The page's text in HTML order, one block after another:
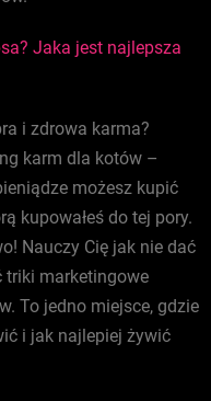
Jaka jest najlepsza
i zdrowa karma?
karm dla kotów –
możesz kupić
kupowałeś do tej pory.
Nauczy Cię jak nie dać
triki marketingowe
To jedno miejsce, gdzie
i jak najlepiej żywić